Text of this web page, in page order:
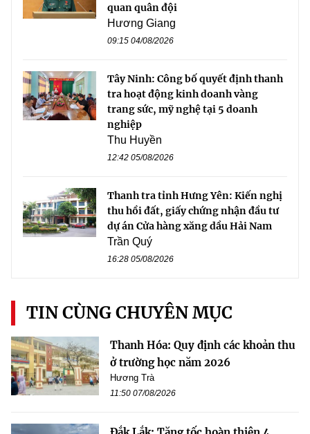
quan quân đội
Hương Giang
09:15 04/08/2026
Tây Ninh: Công bố quyết định thanh
tra hoạt động kinh doanh vàng
trang sức, mỹ nghệ tại 5 doanh
nghiệp
Thu Huyền
12:42 05/08/2026
Thanh tra tỉnh Hưng Yên: Kiến nghị
thu hồi đất, giấy chứng nhận đầu tư
dự án Cửa hàng xăng dầu Hải Nam
Trần Quý
16:28 05/08/2026
TIN CÙNG CHUYÊN MỤC
Thanh Hóa: Quy định các khoản thu
ở trường học năm 2026
Hương Trà
11:50 07/08/2026